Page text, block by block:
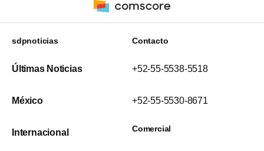
sdpnoticias
Últimas Noticias
México
Internacional
Contacto
+52-55-5538-5518
+52-55-5530-8671
Comercial